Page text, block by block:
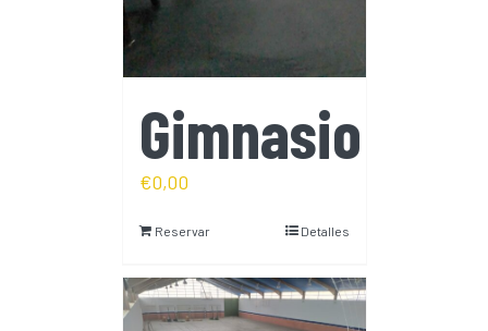
Gimnasio
€0,00
Reservar Detalles